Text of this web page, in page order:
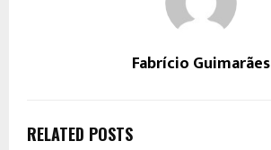
Fabrício Guimarães
RELATED POSTS